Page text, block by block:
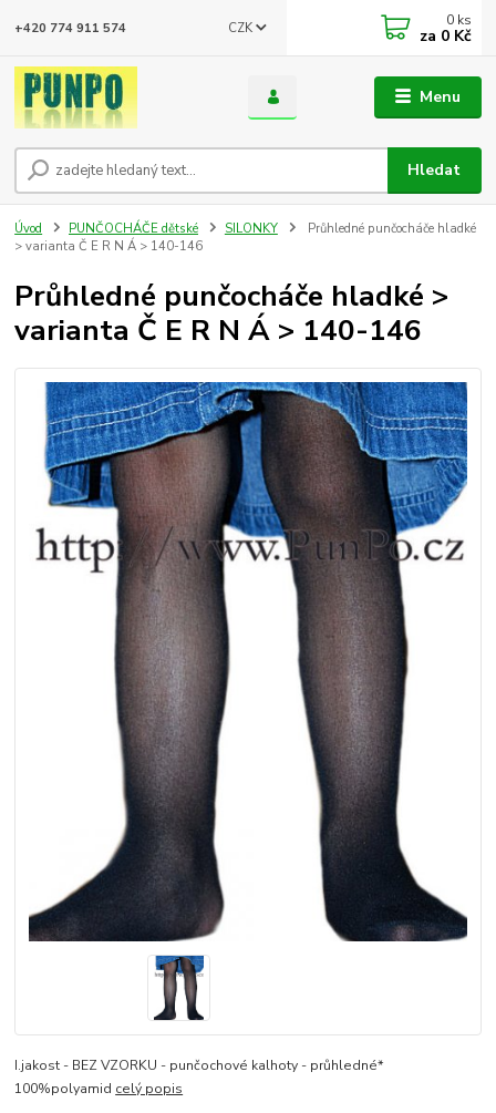
Menu
CZK
Hledat
+420 774 911 574 0 ks
za 0 Kč
Úvod PUNČOCHÁČE dětské SILONKY
Průhledné punčocháče hladké
> varianta Č E R N Á > 140-146
Průhledné punčocháče hladké >
varianta Č E R N Á > 140-146
I.jakost - BEZ VZORKU - punčochové kalhoty - průhledné*
100%polyamid celý popis